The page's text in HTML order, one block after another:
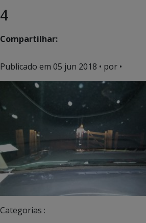
4
Compartilhar:
Publicado em 05 jun 2018 • por •
Categorias :